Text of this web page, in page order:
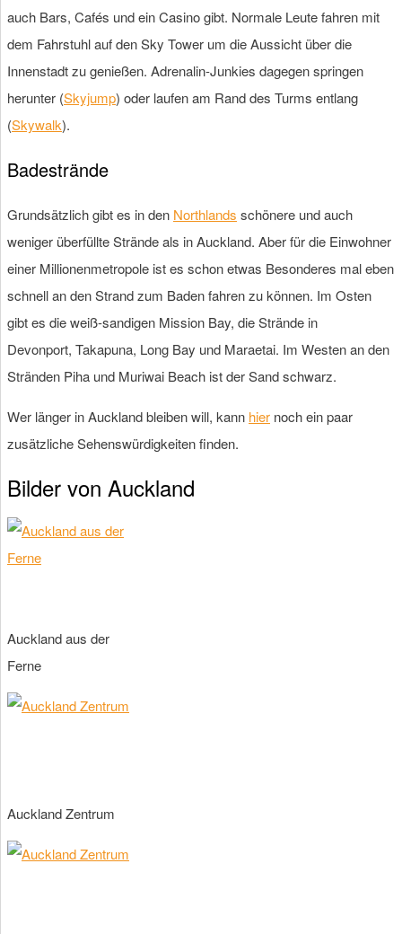
auch Bars, Cafés und ein Casino gibt. Normale Leute fahren mit
dem Fahrstuhl auf den Sky Tower um die Aussicht über die
Innenstadt zu genießen. Adrenalin-Junkies dagegen springen
herunter (Skyjump) oder laufen am Rand des Turms entlang
(Skywalk).
Badestrände
Grundsätzlich gibt es in den Northlands schönere und auch
weniger überfüllte Strände als in Auckland. Aber für die Einwohner
einer Millionenmetropole ist es schon etwas Besonderes mal eben
schnell an den Strand zum Baden fahren zu können. Im Osten
gibt es die weiß-sandigen Mission Bay, die Strände in
Devonport, Takapuna, Long Bay und Maraetai. Im Westen an den
Stränden Piha und Muriwai Beach ist der Sand schwarz.
Wer länger in Auckland bleiben will, kann hier noch ein paar
zusätzliche Sehenswürdigkeiten finden.
Bilder von Auckland
Auckland aus der
Ferne
Auckland Zentrum